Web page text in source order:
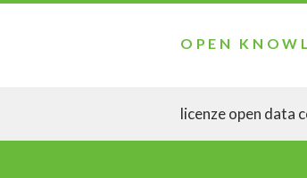
OPEN
licenze open data